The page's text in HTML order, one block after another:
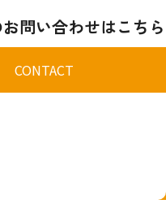
問い合わせはこちら
CONTACT